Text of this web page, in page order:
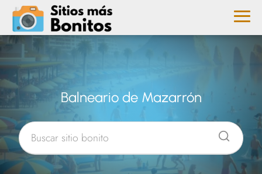
Balneario de Mazarrón